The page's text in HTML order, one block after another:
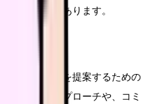
介助などがあります。
治療プランを提案するための
理学的なアプローチや、コミ